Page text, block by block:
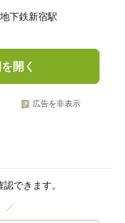
下鉄新宿駅
開く
広告を非表示
できます。